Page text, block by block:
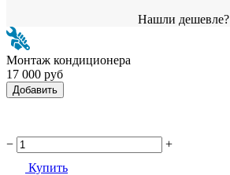
Нашли дешевле?
Монтаж кондиционера
17 000 руб
Добавить
−
+
Купить